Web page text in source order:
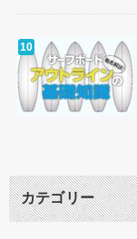
カテゴリー